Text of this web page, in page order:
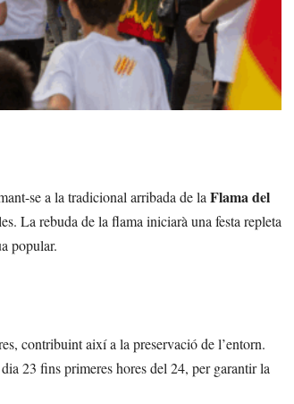
se a la tradicional arribada de laFlama del
La rebuda de la flama iniciarà una festa repleta
popular.
contribuint així a la preservació de l’entorn.
23 fins primeres hores del 24, per garantir la